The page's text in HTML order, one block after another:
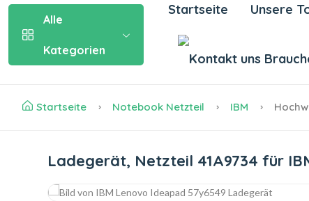
Alle
Kategorien
Startseite Unsere
Startseite Notebook Netzteil IBM
Ladegerät, Netzteil 41A9734 für